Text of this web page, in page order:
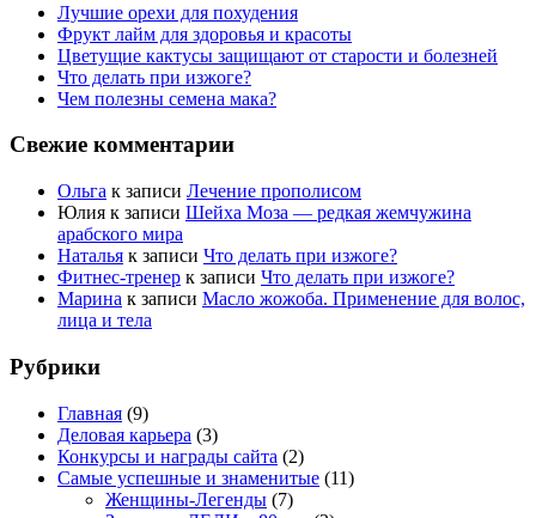
Лучшие орехи для похудения
Фрукт лайм для здоровья и красоты
Цветущие кактусы защищают от старости и болезней
Что делать при изжоге?
Чем полезны семена мака?
Свежие комментарии
Ольга к записи Лечение прополисом
Юлия к записи Шейха Моза — редкая жемчужина
арабского мира
Наталья к записи Что делать при изжоге?
Фитнес-тренер к записи Что делать при изжоге?
Марина к записи Масло жожоба. Применение для волос,
лица и тела
Рубрики
Главная (9)
Деловая карьера (3)
Конкурсы и награды сайта (2)
Самые успешные и знаменитые (11)
Женщины-Легенды (7)